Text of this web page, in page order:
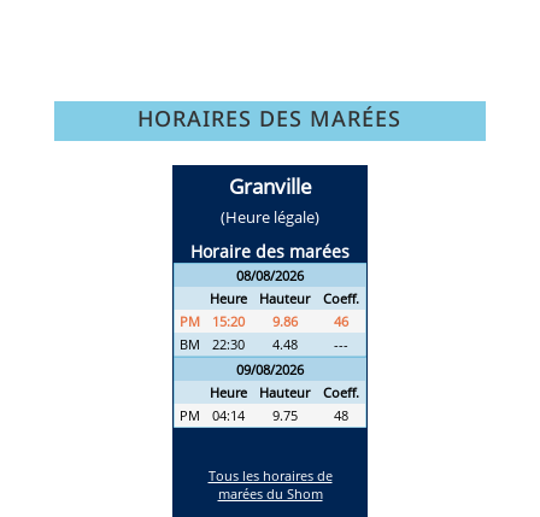
HORAIRES DES MARÉES